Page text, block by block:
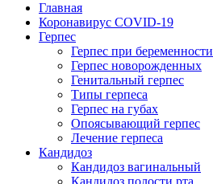
Главная
Коронавирус COVID-19
Герпес
Герпес при беременности
Герпес новорожденных
Генитальный герпес
Типы герпеса
Герпес на губах
Опоясывающий герпес
Лечение герпеса
Кандидоз
Кандидоз вагинальный
Кандидоз полости рта